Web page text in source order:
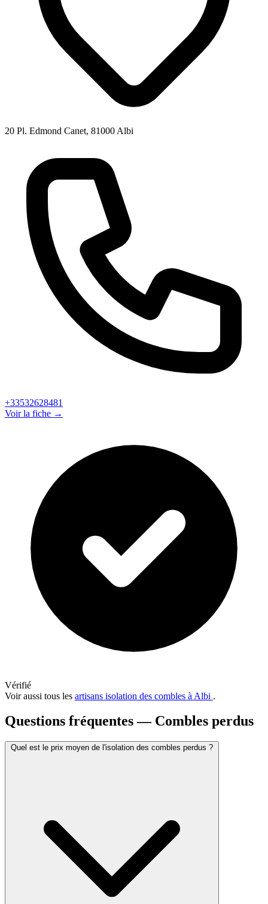
20 Pl. Edmond Canet, 81000 Albi
+33532628481
Voir la fiche →
Vérifié
Voir aussi tous les artisans isolation des combles à Albi .
Questions fréquentes — Combles perdus
Quel est le prix moyen de l'isolation des combles perdus ?